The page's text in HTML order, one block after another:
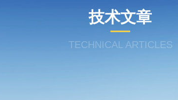
技术文章
TECHNICAL ARTICLES